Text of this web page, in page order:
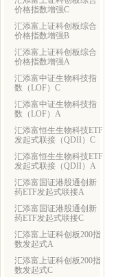
价格指数增强C
汇添富上证科创板综合
价格指数增强B
汇添富上证科创板综合
价格指数增强A
汇添富中证生物科技指
数（LOF）C
汇添富中证生物科技指
数（LOF）A
汇添富恒生生物科技ETF
发起式联接（QDII）C
汇添富恒生生物科技ETF
发起式联接（QDII）A
汇添富国证港股通创新
药ETF发起式联接A
汇添富国证港股通创新
药ETF发起式联接C
汇添富上证科创板200指
数发起式A
汇添富上证科创板200指
数发起式C